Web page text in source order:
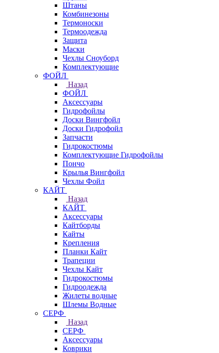
Штаны
Комбинезоны
Термоноски
Термоодежда
Защита
Маски
Чехлы Сноуборд
Комплектующие
ФОЙЛ
Назад
ФОЙЛ
Аксессуары
Гидрофойлы
Доски Вингфойл
Доски Гидрофойл
Запчасти
Гидрокостюмы
Комплектующие Гидрофойлы
Пончо
Крылья Вингфойл
Чехлы Фойл
КАЙТ
Назад
КАЙТ
Аксессуары
Кайтборды
Кайты
Крепления
Планки Кайт
Трапеции
Чехлы Кайт
Гидрокостюмы
Гидроодежда
Жилеты водные
Шлемы Водные
СЕРФ
Назад
СЕРФ
Аксессуары
Коврики